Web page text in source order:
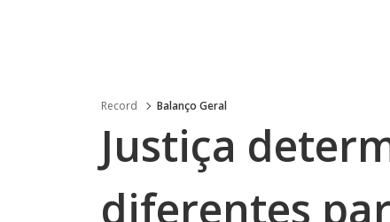
Record Balanço Geral
Justiça
diferentes